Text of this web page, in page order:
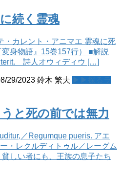
続く霊魂
・カレント・アニマエ 霊魂に死
身物語』15巻157行） ■解説
詩人オウィディウ […]
29/2023 鈴木 繁夫
死の前では無力
／Regumque pueris. アエ
・レクルディトゥル／レーグム
しい者にも、王族の息子たち